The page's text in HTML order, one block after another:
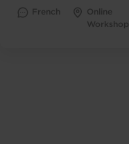
French
Online
Workshop